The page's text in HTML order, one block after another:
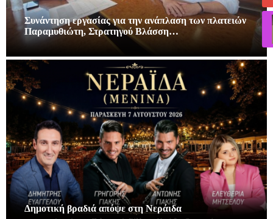
Συνάντηση εργασίας για την ανάπλαση των πλατειών
Παραμυθιώτη, Στρατηγού Βλάσση…
Δημοτική βραδιά απόψε στη Νεράιδα